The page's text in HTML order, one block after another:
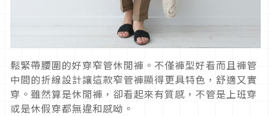
鬆緊帶腰圍的好穿窄管休閒褲。不僅褲型好看而且褲管
中間的折線設計讓這款窄管褲顯得更具特色，舒適又實
穿。雖然算是休閒褲，卻看起來有質感，不管是上班穿
或是休假穿都無違和感呦。